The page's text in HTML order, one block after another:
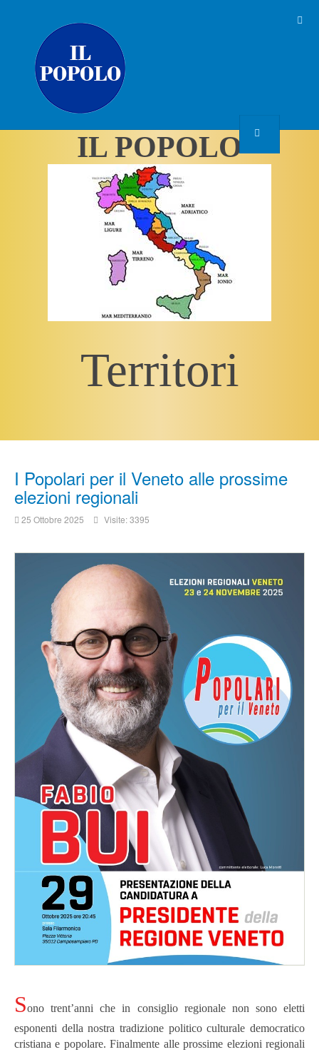
IL POPOLO
Territori
I Popolari per il Veneto alle prossime
elezioni regionali
25 Ottobre 2025 Visite: 3395
Sono trent’anni che in consiglio regionale non sono eletti
esponenti della nostra tradizione politico culturale democratico
cristiana e popolare. Finalmente alle prossime elezioni regionali